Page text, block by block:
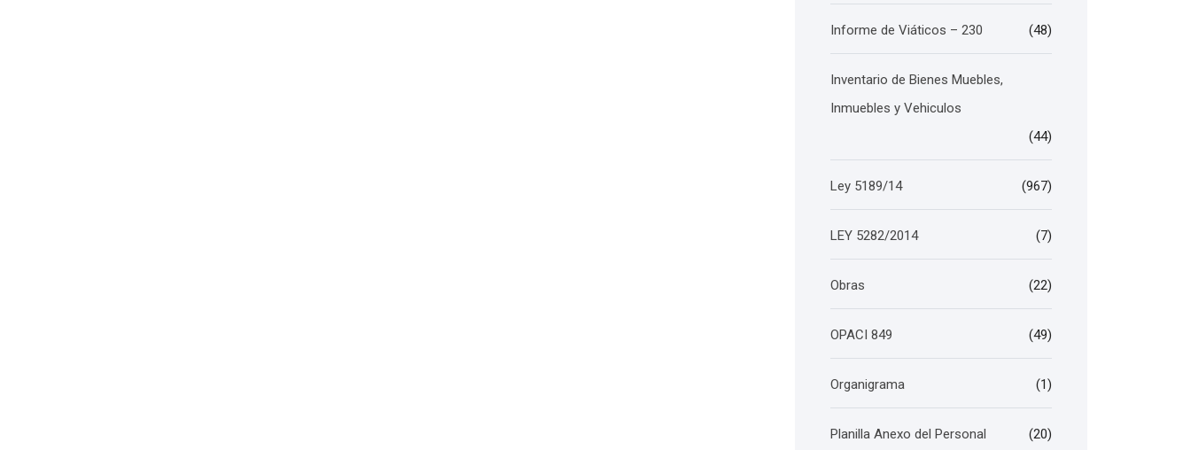
Informe de Viáticos – 230 (48)
Inventario de Bienes Muebles,
Inmuebles y Vehiculos
(44)
Ley 5189/14 (967)
LEY 5282/2014 (7)
Obras (22)
OPACI 849 (49)
Organigrama (1)
Planilla Anexo del Personal (20)